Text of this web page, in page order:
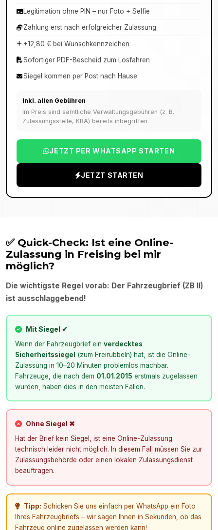
Legitimation ohne PIN – nur Foto + Selfie
Zahlung erst nach erfolgreicher Zulassung
+12,80 € bei Wunschkennzeichen
Sofortiger PDF-Bescheid zum Losfahren
Siegel kommen per Post nach Hause
Inkl. allen Gebühren
Im Preis sind sämtliche Verwaltungsgebühren (z. B.
Zulassungsstelle, KBA) bereits inbegriffen.
JETZT PER WHATSAPP STARTEN
JETZT STARTEN
✅ Quick-Check: Ist eine Online-
Zulassung in Freising bei mir
möglich?
Die wichtigste Regel vorab: Der Fahrzeugbrief (ZB II)
ist ausschlaggebend!
Mit Siegel ✔
Wenn der Fahrzeugbrief einverdecktes
Sicherheitssiegel
(zum Freirubbeln) hat, ist die Online-
Zulassung in 10–20 Minuten problemlos machbar.
Fahrzeuge, die nach dem 01.01.2015 erstmals zugelassen
wurden, haben dies in den meisten Fällen.
Ohne Siegel ✖
Hat der Brief kein Siegel, ist eine Online-Zulassung
technisch leider nicht möglich. In diesem Fall müssen Sie zur
Zulassungsbehörde oder einen lokalen Zulassungsdienst
beauftragen.
Tipp: Schicken Sie uns einfach per WhatsApp ein Foto
Ihres Fahrzeugbriefs – wir sagen Ihnen in Sekunden, ob das
Fahrzeug online zugelassen werden kann!